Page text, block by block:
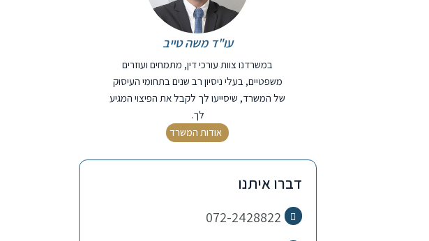
עו"ד משה טייב
במשרדנו צוות עורכי דין, מתמחים ועוזרים
משפטיים, בעלי ניסיון רב שנים בתחומי העיסוק
של המשרד, שיסייעו לך לקבל את הפיצוי המגיע
לך.
אודות המשרד
דברו איתנו
072-2428822